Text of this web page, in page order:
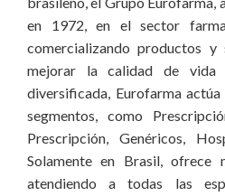
en 1972, en el sector
comercializando productos
mejorar la calidad de vida
diversificada, Eurofarma
segmentos, como
Prescripción, Genéricos,
Solamente en Brasil, ofrece
atendiendo a todas las